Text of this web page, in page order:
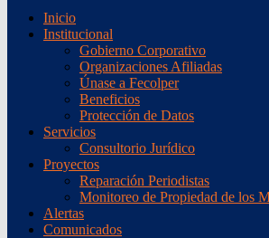
Inicio
Institucional
Gobierno Corporativo
Organizaciones Afiliadas
Únase a Fecolper
Beneficios
Protección de Datos
Servicios
Consultorio Jurídico
Proyectos
Reparación Periodistas
Monitoreo de Propiedad de los
Alertas
Comunicados